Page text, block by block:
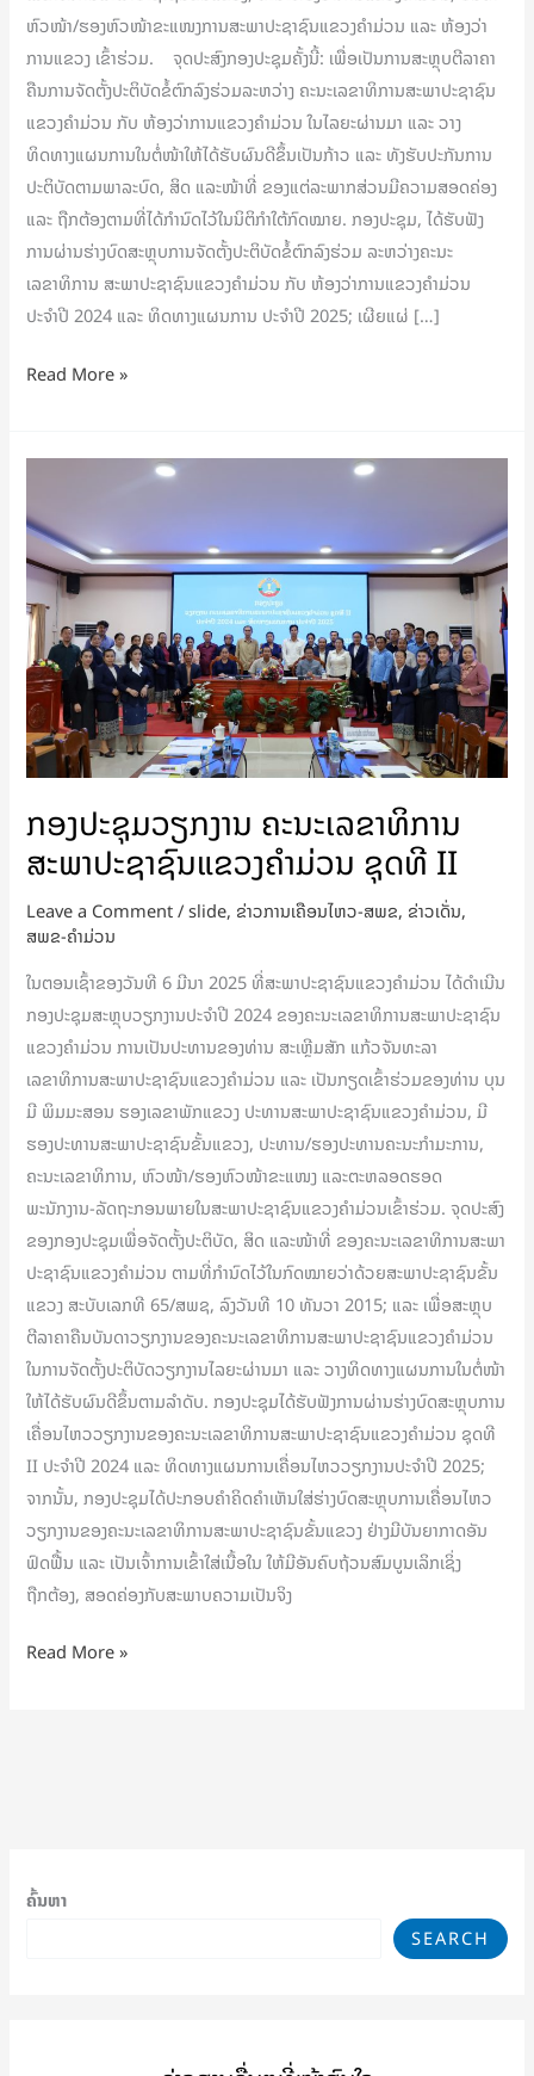
ຫົວໜ້າ/ຮອງຫົວໜ້າຂະແໜງການສະພາປະຊາຊົນແຂວງຄຳມ່ວນ ແລະ ຫ້ອງວ່າ
ການແຂວງ ເຂົ້າຮ່ວມ. ຈຸດປະສົງກອງປະຊຸມຄັ້ງນີ້: ເພື່ອເປັນການສະຫຼຸບຕີລາຄາ
ຄືນການຈັດຕັ້ງປະຕິບັດຂໍ້ຕົກລົງຮ່ວມລະຫວ່າງ ຄະນະເລຂາທິການສະພາປະຊາຊົນ
ແຂວງຄຳມ່ວນ ກັບ ຫ້ອງວ່າການແຂວງຄຳມ່ວນ ໃນໄລຍະຜ່ານມາ ແລະ ວາງ
ທິດທາງແຜນການໃນຕໍ່ໜ້າໃຫ້ໄດ້ຮັບຜົນດີຂຶ້ນເປັນກ້າວ ແລະ ທັງຮັບປະກັນການ
ປະຕິບັດຕາມພາລະບົດ, ສິດ ແລະໜ້າທີ່ ຂອງແຕ່ລະພາກສ່ວນມີຄວາມສອດຄ່ອງ
ແລະ ຖືກຕ້ອງຕາມທີ່ໄດ້ກຳນົດໄວ້ໃນນິຕິກຳໃຕ້ກົດໝາຍ. ກອງປະຊຸມ, ໄດ້ຮັບຟັງ
ການຜ່ານຮ່າງບົດສະຫຼຸບການຈັດຕັ້ງປະຕິບັດຂໍ້ຕົກລົງຮ່ວມ ລະຫວ່າງຄະນະ
ເລຂາທິການ ສະພາປະຊາຊົນແຂວງຄຳມ່ວນ ກັບ ຫ້ອງວ່າການແຂວງຄຳມ່ວນ
ປະຈຳປີ 2024 ແລະ ທິດທາງແຜນການ ປະຈຳປີ 2025; ເຜີຍແຜ່ […]
Read More »
ກອງປະຊຸມວຽກງານ ຄະນະເລຂາທິການ
ສະພາປະຊາຊົນແຂວງຄຳມ່ວນ ຊຸດທີ II
Leave a Comment/slide, ຂ່າວການເຄືອນໄຫວ-ສພຂ, ຂ່າວເດັ່ນ,
ສພຂ-ຄໍາມ່ວນ
ໃນຕອນເຊົ້າຂອງວັນທີ 6 ມີນາ 2025 ທີ່ສະພາປະຊາຊົນແຂວງຄຳມ່ວນ ໄດ້ດຳເນີນ
ກອງປະຊຸມສະຫຼຸບວຽກງານປະຈຳປີ 2024 ຂອງຄະນະເລຂາທິການສະພາປະຊາຊົນ
ແຂວງຄຳມ່ວນ ການເປັນປະທານຂອງທ່ານ ສະເຫຼີມສັກ ແກ້ວຈັນທະລາ
ເລຂາທິການສະພາປະຊາຊົນແຂວງຄຳມ່ວນ ແລະ ເປັນກຽດເຂົ້າຮ່ວມຂອງທ່ານ ບຸນ
ມີ ພິມມະສອນ ຮອງເລຂາພັກແຂວງ ປະທານສະພາປະຊາຊົນແຂວງຄຳມ່ວນ, ມີ
ຮອງປະທານສະພາປະຊາຊົນຂັ້ນແຂວງ, ປະທານ/ຮອງປະທານຄະນະກຳມະການ,
ຄະນະເລຂາທິການ,​ ຫົວໜ້າ/ຮອງຫົວໜ້າຂະແໜງ ແລະຕະຫລອດຮອດ
ພະນັກງານ-ລັດຖະກອນພາຍໃນສະພາປະຊາຊົນແຂວງຄໍາມ່ວນເຂົ້າຮ່ວມ. ຈຸດປະສົງ
ຂອງກອງປະຊຸມເພື່ອຈັດຕັ້ງປະຕິບັດ, ສິດ ແລະໜ້າທີ່ ຂອງຄະນະເລຂາທິການສະພາ
ປະຊາຊົນແຂວງຄຳມ່ວນ ຕາມທີ່ກຳນົດໄວ້ໃນກົດໝາຍວ່າດ້ວຍສະພາປະຊາຊົນຂັ້ນ
ແຂວງ ສະບັບເລກທີ 65/ສພຊ, ລົງວັນທີ 10 ທັນວາ 2015; ແລະ ເພື່ອສະຫຼຸບ
ຕີລາຄາຄືນບັນດາວຽກງານຂອງຄະນະເລຂາທິການສະພາປະຊາຊົນແຂວງຄຳມ່ວນ
ໃນການຈັດຕັ້ງປະຕິບັດວຽກງານໄລຍະຜ່ານມາ ແລະ ວາງທິດທາງແຜນການໃນຕໍ່ໜ້າ
ໃຫ້ໄດ້ຮັບຜົນດີຂຶ້ນຕາມລຳດັບ. ກອງປະຊຸມໄດ້ຮັບຟັງການຜ່ານຮ່າງບົດສະຫຼຸບການ
ເຄື່ອນໄຫວວຽກງານຂອງຄະນະເລຂາທິການສະພາປະຊາຊົນແຂວງຄໍາມ່ວນ ຊຸດທີ
II ປະຈຳປີ 2024 ແລະ ທິດທາງແຜນການເຄື່ອນໄຫວວຽກງານປະຈຳປີ 2025;
ຈາກນັ້ນ, ກອງປະຊຸມໄດ້ປະກອບຄໍາຄິດຄໍາເຫັນໃສ່ຮ່າງບົດສະຫຼຸບການເຄື່ອນໄຫວ
ວຽກງານຂອງຄະນະເລຂາທິການສະພາປະຊາຊົນຂັ້ນແຂວງ ຢ່າງມີບັນຍາກາດອັນ
ຟົດຟື້ນ ແລະ ເປັນເຈົ້າການເຂົ້າໃສ່ເນື້ອໃນ ໃຫ້ມີອັນຄົບຖ້ວນສົມບູນເລິກເຊິ່ງ
ຖືກຕ້ອງ, ສອດຄ່ອງກັບສະພາບຄວາມເປັນຈິງ
ວຽກງານ
ຄະນະ
ເລຂາທິການ
ສະພາ
ປະຊາຊົນ
ແຂວງ
ຄຳ
ມ່ວນ
ທີ
II
Read More »
ຄົ້ນຫາ
SEARCH